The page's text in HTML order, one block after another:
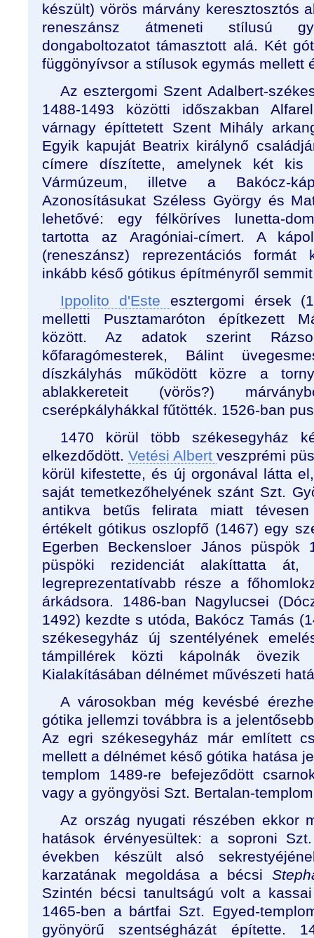
készült) vörös márvány keresztosztós
reneszánsz átmeneti stílusú
dongaboltozatot támasztott alá. Két
függönyívsor a stílusok egymás mellett
Az esztergomi Szent Adalbert-
1488-1493 közötti időszakban
várnagy építtetett Szent Mihály
Egyik kapuját Beatrix királynő
címere díszítette, amelynek két kis
Vármúzeum, illetve a Bakócz-
Azonosításukat Széless György és
lehetővé: egy félköríves lunetta-
tartotta az Aragóniai-címert. A
(reneszánsz) reprezentációs formát
inkább késő gótikus építményről
Ippolito d'Este esztergomi érsek
melletti Pusztamaróton építkezett
között. Az adatok szerint
kőfaragómesterek, Bálint
díszkályhás működött közre a
ablakkereteit (vörös?)
cserépkályhákkal fűtötték. 1526-ban
1470 körül több székesegyház
elkezdődött. Vetési Albert veszprémi
körül kifestette, és új orgonával látta
saját temetkezőhelyének szánt Szt.
antikva betűs felirata miatt tévesen
értékelt gótikus oszlopfő (1467) egy
Egerben Beckensloer János püspök
püspöki rezidenciát alakíttatta át,
legreprezentatívabb része a
árkádsora. 1486-ban Nagylucsei
1492) kezdte s utóda, Bakócz Tamás
székesegyház új szentélyének
támpillérek közti kápolnák övezik
Kialakításában délnémet művészeti
A városokban még kevésbé
gótika jellemzi továbbra is a
Az egri székesegyház már említett
mellett a délnémet késő gótika hatása
templom 1489-re befejeződött
vagy a gyöngyösi Szt. Bertalan-
Az ország nyugati részében ekkor
hatások érvényesültek: a soproni
években készült alsó
karzatának megoldása a bécsi
Szintén bécsi tanultságú volt a
1465-ben a bártfai Szt. Egyed-
gyönyörű szentségházát építette.